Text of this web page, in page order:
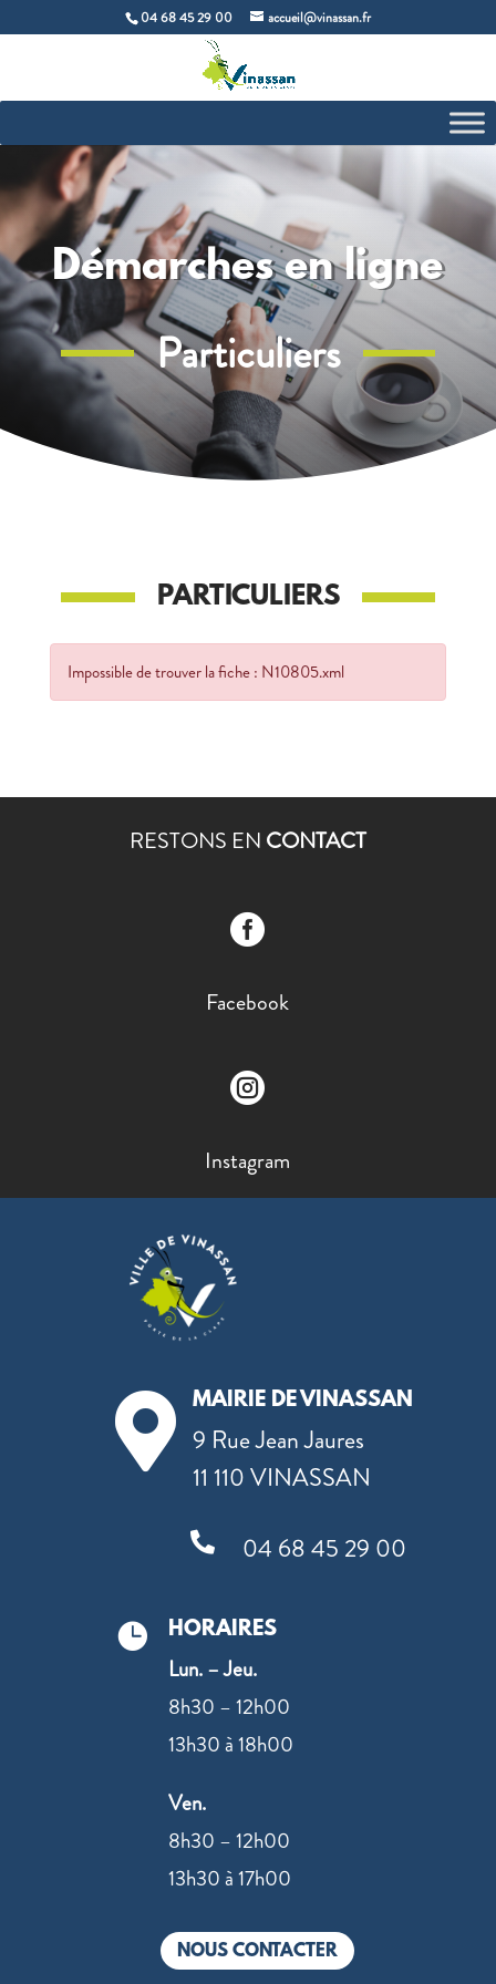
04 68 45 29 00 accueil@vinassan.fr
Démarches en ligne
Particuliers
PARTICULIERS
Impossible de trouver la fiche : N10805.xml
RESTONS EN CONTACT

Facebook

Instagram
 MAIRIE DE VINASSAN
9 Rue Jean Jaures
11 110 VINASSAN
 04 68 45 29 00
 HORAIRES
Lun. – Jeu.
8h30 – 12h00
13h30 à 18h00
Ven.
8h30 – 12h00
13h30 à 17h00
NOUS CONTACTER